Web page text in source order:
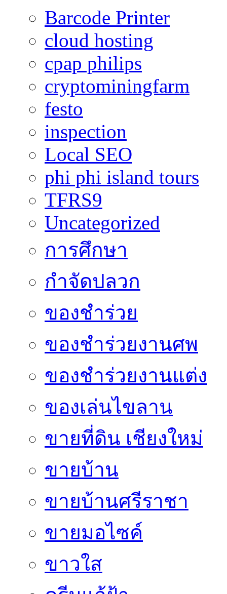
Barcode Printer
cloud hosting
cpap philips
cryptominingfarm
festo
inspection
Local SEO
phi phi island tours
TFRS9
Uncategorized
การศึกษา
กำจัดปลวก
ของชำร่วย
ของชำร่วยงานศพ
ของชำร่วยงานแต่ง
ของเล่นไขลาน
ขายที่ดิน เชียงใหม่
ขายบ้าน
ขายบ้านศรีราชา
ขายมอไซค์
ขาวใส